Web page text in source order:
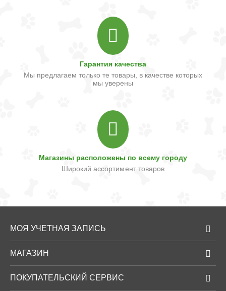
Гарантия качества
Мы предлагаем только те товары, в качестве которых
мы уверены
Магазины расположены по всему городу
Широкий ассортимент товаров
МОЯ УЧЕТНАЯ ЗАПИСЬ
МАГАЗИН
ПОКУПАТЕЛЬСКИЙ СЕРВИС